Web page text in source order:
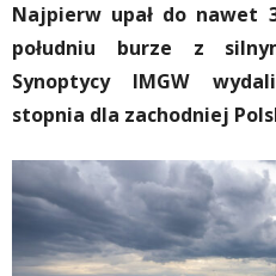
Najpierw upał do nawet
południu burze z
Synoptycy IMGW
stopnia dla zachodniej